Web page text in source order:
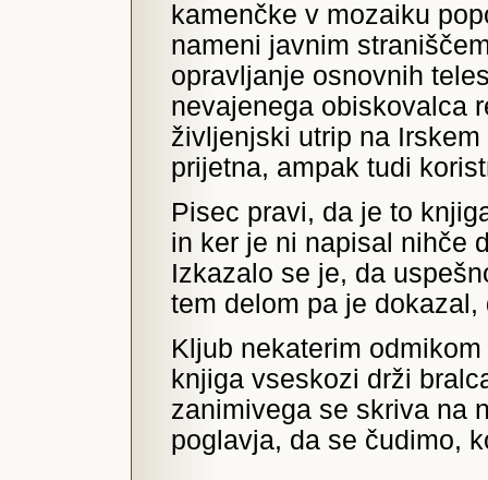
kamenčke v mozaiku
nameni javnim
opravljanje osnovnih
nevajenega obiskovalca
življenjski utrip na
prijetna, ampak tudi
Pisec pravi, da je to
in ker je ni napisal nihče
Izkazalo se je, da
tem delom pa je
Kljub nekaterim
knjiga vseskozi drži
zanimivega se skriva na
poglavja, da se čudimo,